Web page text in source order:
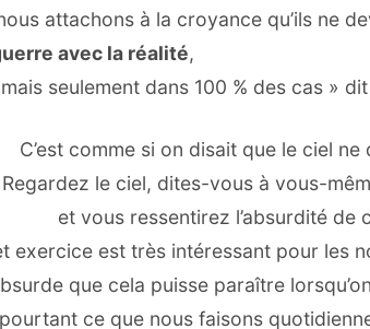
attachons à la croyance qu’ils ne
avec la réalité,
seulement dans 100 % des cas »
C’est comme si on disait que le ciel
Regardez le ciel, dites-vous à vous-
et vous ressentirez l’absurdité de
exercice est très intéressant pour les
que cela puisse paraître
pourtant ce que nous faisons